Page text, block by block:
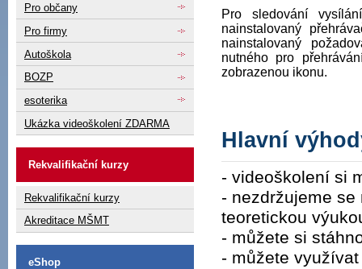
Pro občany
Pro firmy
Autoškola
BOZP
esoterika
Ukázka videoškolení ZDARMA
Rekvalifikační kurzy
Rekvalifikační kurzy
Akreditace MŠMT
eShop
Pro sledování
nainstalovaný
nainstalovaný
nutného pro
zobrazenou ikonu.
Hlavní
- videoškolení si
- nezdržujeme
teoretickou
- můžete si
- můžete